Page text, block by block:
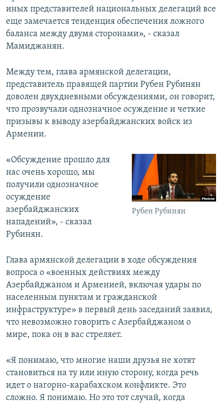
иных представителей национальных делегаций все
еще замечается тенденция обеспечения ложного
баланса между двумя сторонами», - сказал
Мамиджанян.
Между тем, глава армянской делегации,
представитель правящей партии Рубен Рубинян
доволен двухдневными обсуждениями, он говорит,
что прозвучали однозначное осуждение и четкие
призывы к выводу азербайджанских войск из
Армении.
Рубен Рубинян
«Обсуждение прошло для
нас очень хорошо, мы
получили однозначное
осуждение
азербайджанских
нападений», - сказал
Рубинян.
Глава армянской делегации в ходе обсуждения
вопроса о «военных действиях между
Азербайджаном и Арменией, включая удары по
населенным пунктам и гражданской
инфраструктуре» в первый день заседаний заявил,
что невозможно говорить с Азербайджаном о
мире, пока он в вас стреляет.
«Я понимаю, что многие наши друзья не хотят
становиться на ту или иную сторону, когда речь
идет о нагорно-карабахском конфликте. Это
сложно. Я понимаю. Но это тот случай, когда